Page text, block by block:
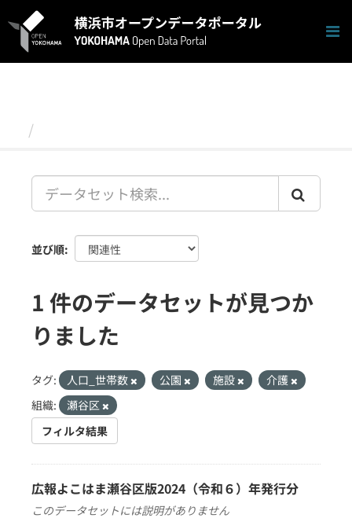
キ
並び順
1 件のデータセットが見つか
りました
タグ: 人口_世帯数 公園 施設
介護
組織:
瀬谷区
フィルタ結果
広報よこはま瀬谷区版2024（令和６）年発行分
このデータセットには説明がありません